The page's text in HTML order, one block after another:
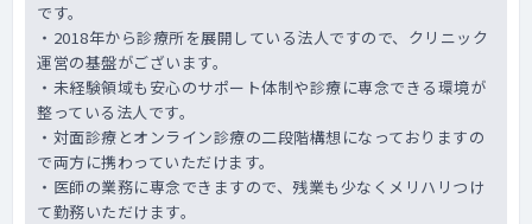
です。
・2018年から診療所を展開している法人ですので、クリニック
運営の基盤がございます。
・未経験領域も安心のサポート体制や診療に専念できる環境が
整っている法人です。
・対面診療とオンライン診療の二段階構想になっておりますの
で両方に携わっていただけます。
・医師の業務に専念できますので、残業も少なくメリハリつけ
て勤務いただけます。